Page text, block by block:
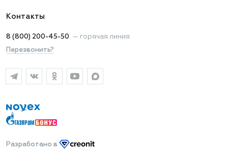
Контакты
8 (800) 200-45-50 — горячая линия
Перезвонить?
Разработано в